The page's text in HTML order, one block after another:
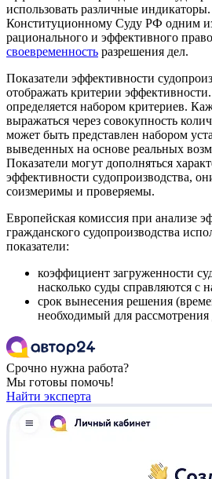
использовать различные
Конституционному Суду РФ одним
рационального и эффективного
своевременность разрешения дел.
Показатели эффективности
отображать критерии
определяется набором критериев.
выражаться через совокупность
может быть представлен набором
выведенных на основе реальных
Показатели могут дополняться
эффективности судопроизводства,
соизмеримы и проверяемы.
Европейская комиссия при анализе
гражданского судопроизводства
показатели:
коэффициент загруженности
насколько суды справляются с
срок вынесения решения
необходимый для рассмотрения
Срочно нужна работа?
Мы готовы помочь!
Найти эксперта